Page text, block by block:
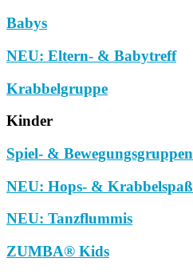
Babys
NEU: Eltern- & Babytreff
Krabbelgruppe
Kinder
Spiel- & Bewegungsgruppen
NEU: Hops- & Krabbelspaß
NEU: Tanzflummis
ZUMBA® Kids